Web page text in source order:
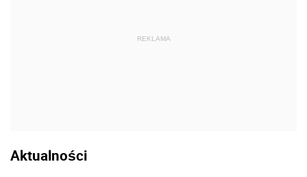
REKLAMA
Aktualności